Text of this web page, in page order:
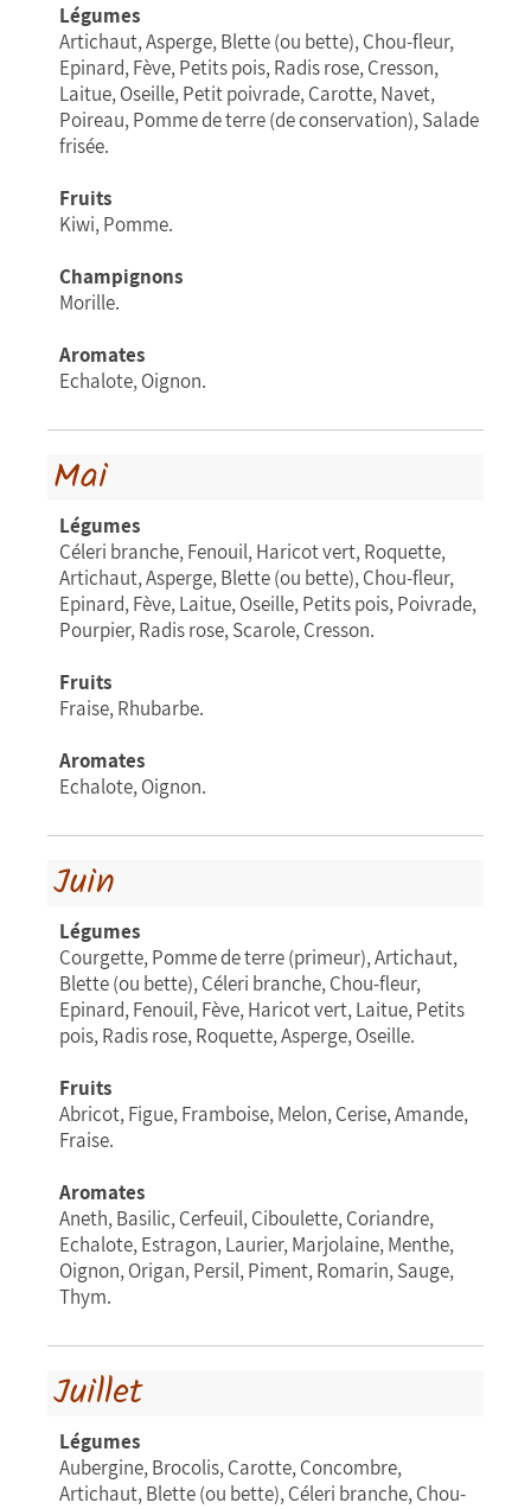
Légumes
Artichaut, Asperge, Blette (ou bette), Chou-fleur,
Epinard, Fève, Petits pois, Radis rose, Cresson,
Laitue, Oseille, Petit poivrade, Carotte, Navet,
Poireau, Pomme de terre (de conservation), Salade
frisée.
Fruits
Kiwi, Pomme.
Champignons
Morille.
Aromates
Echalote, Oignon.
Mai
Légumes
Céleri branche, Fenouil, Haricot vert, Roquette,
Artichaut, Asperge, Blette (ou bette), Chou-fleur,
Epinard, Fève, Laitue, Oseille, Petits pois, Poivrade,
Pourpier, Radis rose, Scarole, Cresson.
Fruits
Fraise, Rhubarbe.
Aromates
Echalote, Oignon.
Juin
Légumes
Courgette, Pomme de terre (primeur), Artichaut,
Blette (ou bette), Céleri branche, Chou-fleur,
Epinard, Fenouil, Fève, Haricot vert, Laitue, Petits
pois, Radis rose, Roquette, Asperge, Oseille.
Fruits
Abricot, Figue, Framboise, Melon, Cerise, Amande,
Fraise.
Aromates
Aneth, Basilic, Cerfeuil, Ciboulette, Coriandre,
Echalote, Estragon, Laurier, Marjolaine, Menthe,
Oignon, Origan, Persil, Piment, Romarin, Sauge,
Thym.
Juillet
Légumes
Aubergine, Brocolis, Carotte, Concombre,
Artichaut, Blette (ou bette), Céleri branche, Chou-